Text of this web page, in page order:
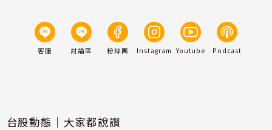
客服 討論區 粉絲團 Instagram Youtube Podcast
台股動態｜大家都說讚